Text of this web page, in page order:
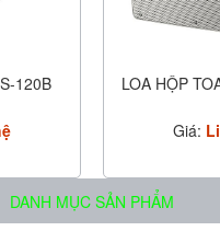
120B LOA HỘP
Giá:
DANH MỤC SẢN PHẨM